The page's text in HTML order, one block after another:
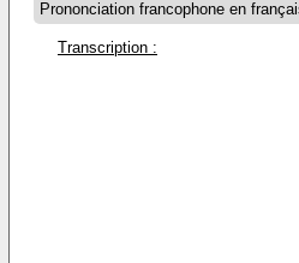
Prononciation francophone en
Transcription :